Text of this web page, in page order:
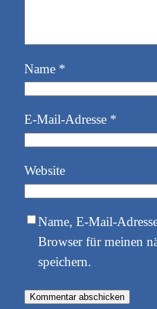
Name *
E-Mail-Adresse *
Website
Name, E-Mail-
Browser für meinen
speichern.